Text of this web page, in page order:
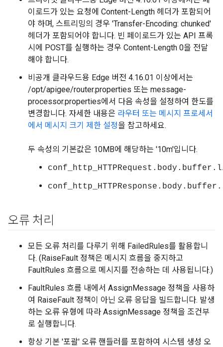
이로드가 있는 요청에 Content-Length 헤더가 포함되어
야 하며, 스트리밍의 경우 'Transfer-Encoding: chunked'
헤더가 포함되어야 합니다. 빈 페이로드가 있는 API 프록
시에 POST를 실행하는 경우 Content-Length 0을 전달
해야 합니다.
비공개 클라우드용 Edge 버전 4.16.01 이상에서는
/opt/apigee/router.properties 또는 message-
processor.properties에서 다음 속성을 설정하여 한도를
변경합니다. 자세한 내용은 라우터 또는 메시지 프로세서
에서 메시지 크기 제한 설정을 참고하세요.
두 속성의 기본값은 10MB에 해당하는 '10m'입니다.
오류 처리
모든 오류 처리를 다루기 위해 FailedRules를 활용합니
다. (RaiseFault 정책은 메시지 흐름을 중지하고
FaultRules 흐름으로 메시지를 전송하는 데 사용됩니다.)
FaultRules 흐름 내에서 AssignMessage 정책을 사용하
여 RaiseFault 정책이 아닌 오류 응답을 빌드합니다. 발생
하는 오류 유형에 따라 AssignMessage 정책을 조건부
로 실행합니다.
항상 기본 '포괄' 오류 핸들러를 포함하여 시스템 생성 오